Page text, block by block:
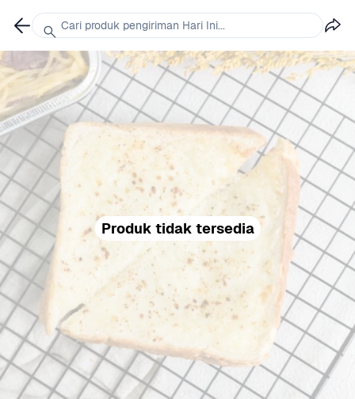
Produk tidak tersedia
Cari produk pengiriman Hari Ini...